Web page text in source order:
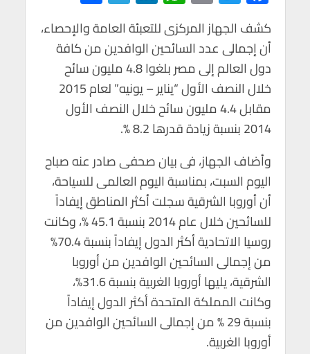
ac
e
b
o
o
k
wi
tt
er
m
ail
h
at
s
A
p
p
n
ke
dI
n
le
gr
a
m
h
ar
e
كشف الجهاز المركزى للتعبئة العامة والإحصاء،
أن إجمالى عدد السائحين الوافدين من كافة
دول العالم إلى مصر بلغوا 4.8 مليون سائح
خلال النصف الأول “يناير – يونيه” لعام 2015
مقابل 4.4 مليون سائح خلال النصف الأول
2014 بنسبة زيادة قدرها 8.2 %.
وأضاف الجهاز، فى بيان صحفى صادر عنه صباح
اليوم السبت، بمناسبة اليوم العالمى للسياحة،
أن أوروبا الشرقية سجلت أكثر المناطق إيفاداً
للسائحين خلال عام 2014 بنسبة 45.1 %، وكانت
روسيا الاتحادية أكثر الدول إيفاداً بنسبة 70.4%
من إجمالى السائحين الوافدين من أوروبا
الشرقية، يليها أوروبا الغربية بنسبة 31.6%،
وكانت المملكة المتحدة أكثر الدول إيفاداً
بنسبة 29 % من إجمالى السائحين الوافدين من
أوروبا الغربية.